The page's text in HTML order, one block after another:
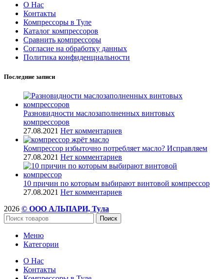
О Нас
Контакты
Компрессоры в Туле
Каталог компрессоров
Сравнить компрессоры
Согласие на обработку данных
Политика конфиденциальности
Последние записи
Разновидности маслозаполненных винтовых
компрессоров
27.08.2021 Нет комментариев
Компрессор избыточно потребляет масло? Исправляем
27.08.2021 Нет комментариев
10 причин по которым выбирают винтовой компрессор
27.08.2021 Нет комментариев
2026 © ООО АЛЬПАРИ, Тула
Поиск
Меню
Категории
О Нас
Контакты